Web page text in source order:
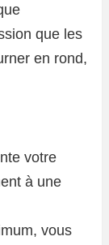
que les
en rond,
votre
à une
vous